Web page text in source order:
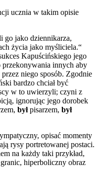
ucznia w takim opisie
go jako dziennikarza,
życia jako myśliciela.“
Kapuścińskiego jego
innych aby
niego sposób. Zgodnie
bardzo chciał być
w to uwierzyli; czyni z
ignorując jego dorobek
byłpisarzem, był
opisać momenty
rysy portretowanej postaci.
na każdy taki przykład,
hiperboliczny obraz